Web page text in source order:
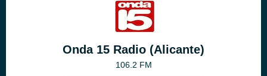
Onda 15 Radio (Alicante)
106.2 FM